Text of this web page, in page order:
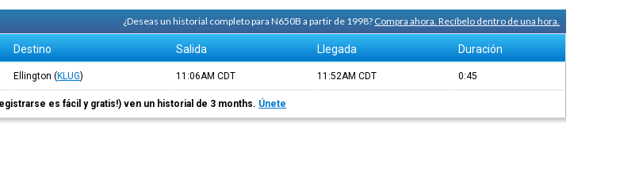
¿Deseas un historial completo para N650B a partir de 1998?Compra ahora. Recíbelo dentro de una hora.
Destino Salida Llegada Duración
Ellington (KLUG) 11:06AMCDT 11:52AMCDT 0:45
es fácil y gratis!) ven un historial de 3 months. Únete